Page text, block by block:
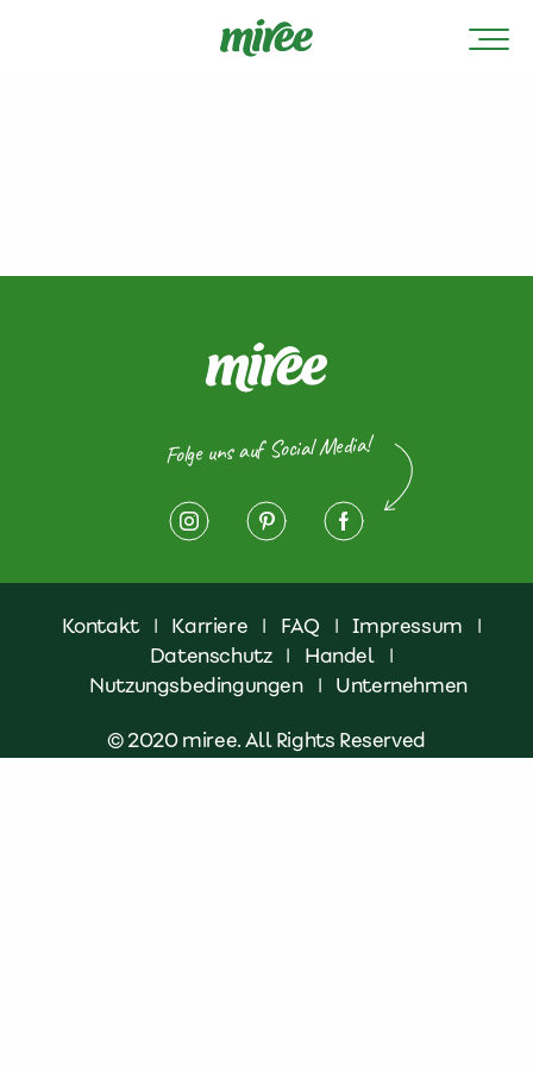
Folge uns auf Social Media!
Kontakt | Karriere | FAQ | Impressum
|
Datenschutz | Handel
|
Nutzungsbedingungen
| Unternehmen
© 2020 miree. All Rights Reserved